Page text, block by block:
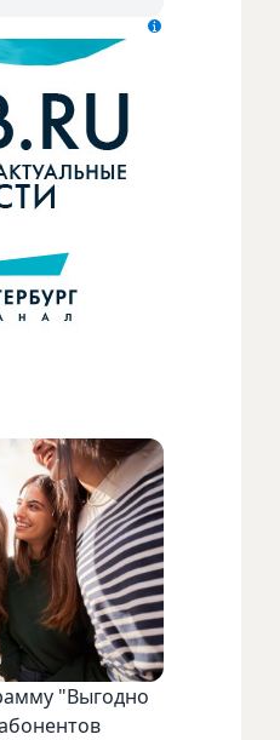
"Выгодно